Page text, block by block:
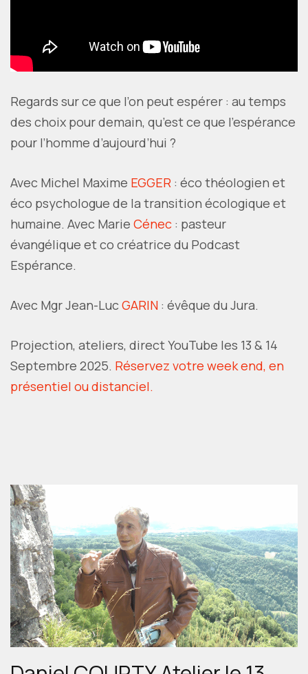
Regards sur ce que l’on peut espérer : au temps
des choix pour demain, qu’est ce que l’espérance
pour l’homme d’aujourd’hui ?
Avec Michel Maxime EGGER : éco théologien et
éco psychologue de la transition écologique et
humaine. Avec Marie Cénec : pasteur
évangélique et co créatrice du Podcast
Espérance.
Avec Mgr Jean-Luc GARIN : évêque du Jura.
Projection, ateliers, direct YouTube les 13 & 14
Septembre 2025. Réservez votre week end, en
présentiel ou distanciel.